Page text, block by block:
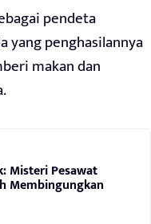
pendeta
yang penghasilannya
makan dan
Misteri Pesawat
Membingungkan